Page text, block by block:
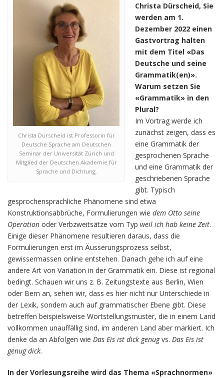
Christa Dürscheid ist Professorin für
Deutsche Sprache am Deutschen
Seminar der Universität Zürich und
Mitglied der Deutschen Akademie für
Sprache und Dichtung.
Christa Dürscheid, Sie
werden am 1.
Dezember 2022 einen
Gastvortrag halten
mit dem Titel «Das
Deutsche und seine
Grammatik(en)».
Warum setzen Sie
«Grammatik» in den
Plural?
Im Vortrag werde ich
zunächst zeigen, dass es
eine Grammatik der
gesprochenen Sprache
und eine Grammatik der
geschriebenen Sprache
gibt. Typisch
gesprochensprachliche Phänomene sind etwa
Konstruktionsabbrüche, Formulierungen wie dem Otto seine
Operation oder Verbzweitsätze vom Typ weil ich hab keine Zeit.
Einige dieser Phänomene resultieren daraus, dass die
Formulierungen erst im Äusserungsprozess selbst,
gewissermassen online entstehen. Danach gehe ich auf eine
andere Art von Variation in der Grammatik ein. Diese ist regional
bedingt. Schauen wir uns z. B. Zeitungstexte aus Berlin, Wien
oder Bern an, sehen wir, dass es hier nicht nur Unterschiede in
der Lexik, sondern auch auf grammatischer Ebene gibt. Diese
betreffen beispielsweise Wortstellungsmuster, die in einem Land
vollkommen unauffällig sind, im anderen Land aber markiert. Ich
denke da an Abfolgen wie Das Eis ist dick genugvs. Das Eis ist
genug dick.
In der Vorlesungsreihe wird das Thema «Sprachnormen»